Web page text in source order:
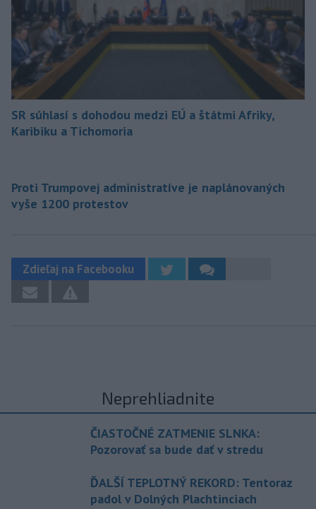
SR súhlasí s dohodou medzi EÚ a štátmi Afriky,
Karibiku a Tichomoria
Proti Trumpovej administratíve je naplánovaných
vyše 1200 protestov
Zdieľaj na Facebooku
Neprehliadnite
ČIASTOČNÉ ZATMENIE SLNKA:
Pozorovať sa bude dať v stredu
ĎALŠÍ TEPLOTNÝ REKORD: Tentoraz
padol v Dolných Plachtinciach